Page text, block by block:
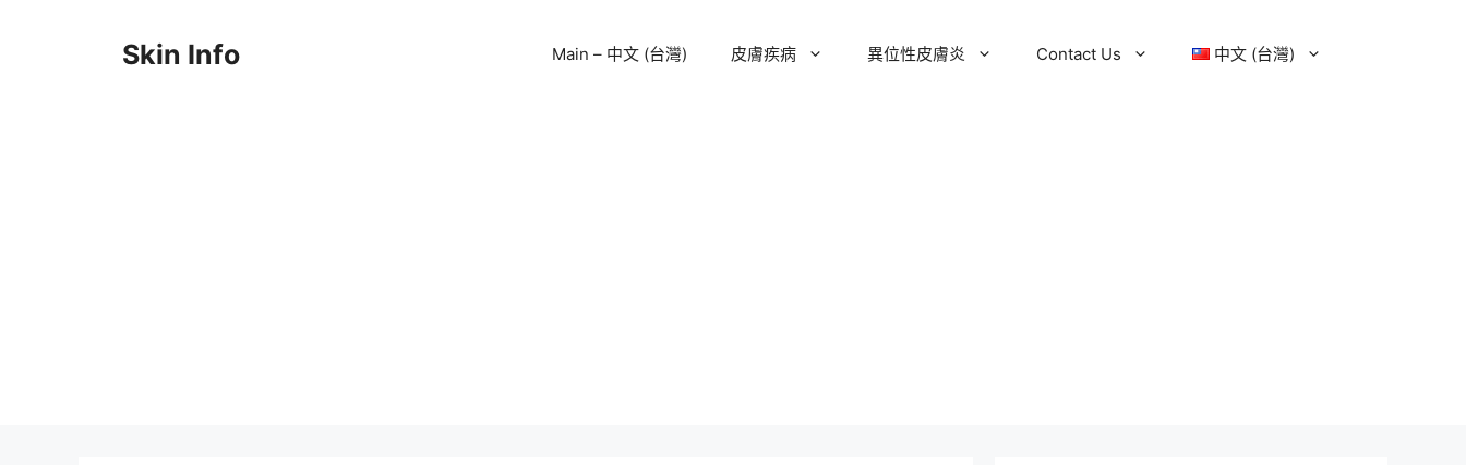
Skin Info Main – 中文 (台灣) 皮膚疾病 異位性皮膚炎 Contact Us 中文 (台灣)